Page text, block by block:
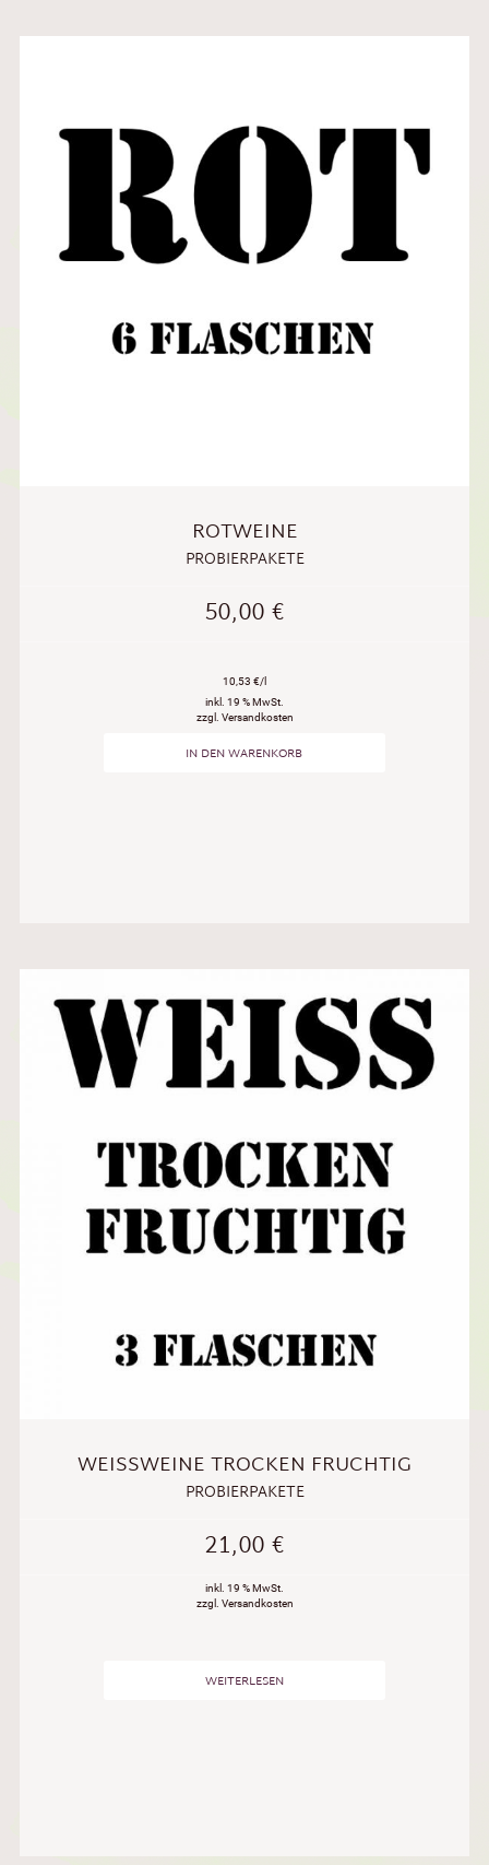
ROTWEINE
PROBIERPAKETE
50,00€
10,53 €/l
inkl. 19 % MwSt.
zzgl. Versandkosten
IN DEN WARENKORB
WEISSWEINE TROCKEN FRUCHTIG
PROBIERPAKETE
21,00€
inkl. 19 % MwSt.
zzgl. Versandkosten
WEITERLESEN